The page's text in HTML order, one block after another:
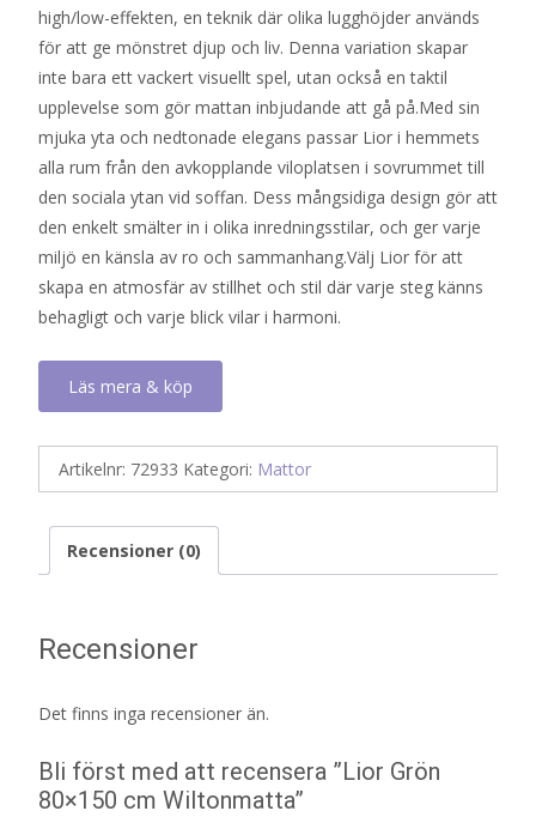
high/low-effekten, en teknik där olika lugghöjder används
för att ge mönstret djup och liv. Denna variation skapar
inte bara ett vackert visuellt spel, utan också en taktil
upplevelse som gör mattan inbjudande att gå på.Med sin
mjuka yta och nedtonade elegans passar Lior i hemmets
alla rum från den avkopplande viloplatsen i sovrummet till
den sociala ytan vid soffan. Dess mångsidiga design gör att
den enkelt smälter in i olika inredningsstilar, och ger varje
miljö en känsla av ro och sammanhang.Välj Lior för att
skapa en atmosfär av stillhet och stil där varje steg känns
behagligt och varje blick vilar i harmoni.
Läs mera & köp
Artikelnr: 72933 Kategori: Mattor
Recensioner (0)
Recensioner
Det finns inga recensioner än.
Bli först med att recensera ”Lior Grön
80×150 cm Wiltonmatta”